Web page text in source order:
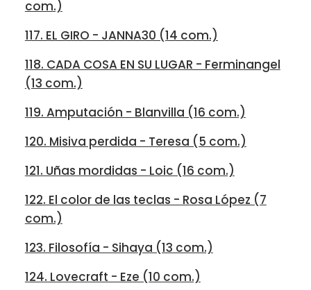
com.)
117. EL GIRO - JANNA30 (14 com.)
118. CADA COSA EN SU LUGAR - Ferminangel
(13 com.)
119. Amputación - Blanvilla (16 com.)
120. Misiva perdida - Teresa (5 com.)
121. Uñas mordidas - Loic (16 com.)
122. El color de las teclas - Rosa López (7
com.)
123. Filosofía - Sihaya (13 com.)
124. Lovecraft - Eze (10 com.)